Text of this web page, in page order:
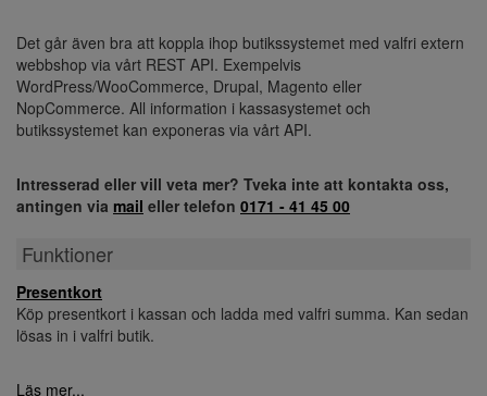
Det går även bra att koppla ihop butikssystemet med valfri extern
webbshop via vårt REST API. Exempelvis
WordPress/WooCommerce, Drupal, Magento eller
NopCommerce. All information i kassasystemet och
butikssystemet kan exponeras via vårt API.
Intresserad eller vill veta mer? Tveka inte att kontakta oss,
antingen via mail eller telefon 0171 - 41 45 00
Funktioner
Presentkort
Köp presentkort i kassan och ladda med valfri summa. Kan sedan
lösas in i valfri butik.
Läs mer...